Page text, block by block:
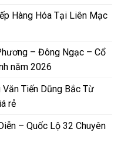
Hàng Hóa Tại Liên Mạc
– Đông Ngạc – Cổ
năm 2026
Tiến Dũng Bắc Từ
rẻ
– Quốc Lộ 32 Chuyên